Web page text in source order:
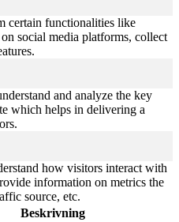
certain functionalities like
social media platforms, collect
and analyze the key
which helps in delivering a
how visitors interact with
information on metrics the
source, etc.
Beskrivning